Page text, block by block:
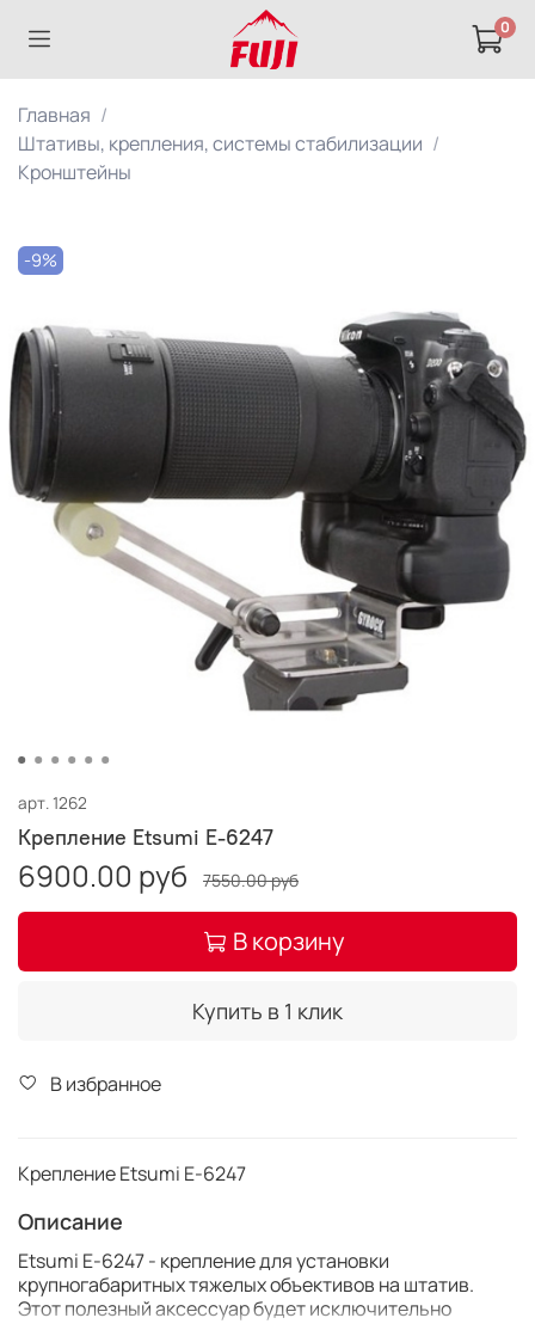
0
Главная
Штативы, крепления, системы стабилизации
Кронштейны
-9%
арт. 1262
Крепление Etsumi E-6247
6900.00 руб 7550.00 руб
В корзину
Купить в 1 клик
В избранное
Крепление Etsumi E-6247
Описание
Etsumi E-6247 - крепление для установки
крупногабаритных тяжелых объективов на штатив.
Этот полезный аксессуар будет исключительно